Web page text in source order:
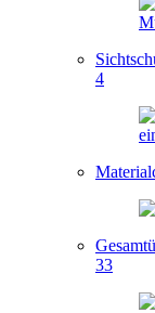
4
33